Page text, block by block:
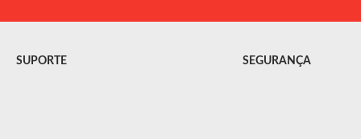
SUPORTE SEGURANÇA